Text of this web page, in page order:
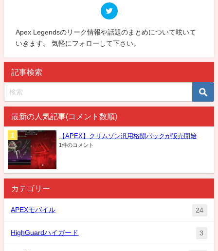
Apex Legendsのリーク情報や話題のまとめについて呟いて
いきます。 気軽にフォローして下さい。
記事検索
最新の人気記事(コメント数順)
【APEX】クリムゾン汎用格闘パックが販売開始
1件のコメント
カテゴリー
APEXモバイル 24
HighGuardハイガード 3